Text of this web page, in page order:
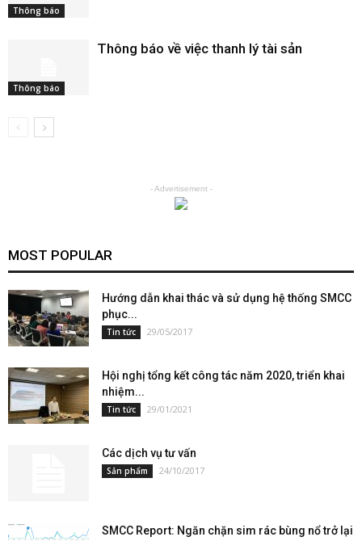
Thông báo
Thông báo
Thông báo về việc thanh lý tài sản
- Advertisement -
MOST POPULAR
Hướng dẫn khai thác và sử dụng hệ thống SMCC
phục...
Tin tức 29/05/2017
Hội nghị tổng kết công tác năm 2020, triển khai
nhiệm...
Tin tức 29/01/2021
Các dịch vụ tư vấn
Sản phẩm 24/10/2017
SMCC Report: Ngăn chặn sim rác bùng nổ trở lại